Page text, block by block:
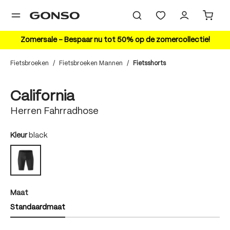
Zomersale – Bespaar nu tot 50% op de zomercollectie!
Fietsbroeken / Fietsbroeken Mannen / Fietsshorts
California
Herren Fahrradhose
Kleurauswählen
black
black
Maatauswählen
Standaardmaat